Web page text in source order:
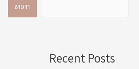
חיפוש
Recent Posts